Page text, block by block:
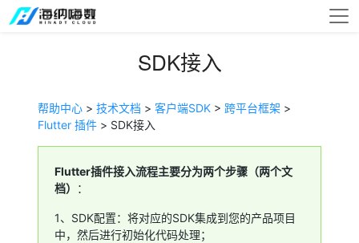
SDK接入
帮助中心 >技术文档 >客户端SDK > 跨平台框架 >
Flutter 插件 > SDK接入
Flutter插件接入流程主要分为两个步骤（两个文
档） ：
1、SDK配置：将对应的SDK集成到您的产品项目
中，然后进行初始化代码处理；